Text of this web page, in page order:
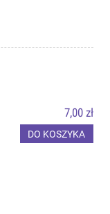
7,00 zł
DO KOSZYKA